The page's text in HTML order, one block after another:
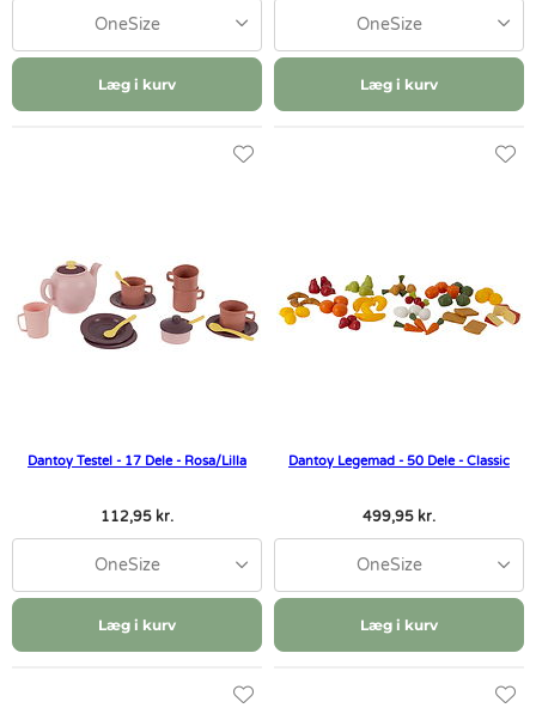
OneSize
Læg i kurv
OneSize
Læg i kurv
Dantoy Testel - 17 Dele - Rosa/Lilla
112,95 kr.
OneSize
Læg i kurv
Dantoy Legemad - 50 Dele - Classic
499,95 kr.
OneSize
Læg i kurv